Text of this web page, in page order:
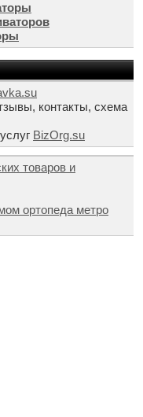
контакты, схема
BizOrg.su
товаров и
ортопеда метро